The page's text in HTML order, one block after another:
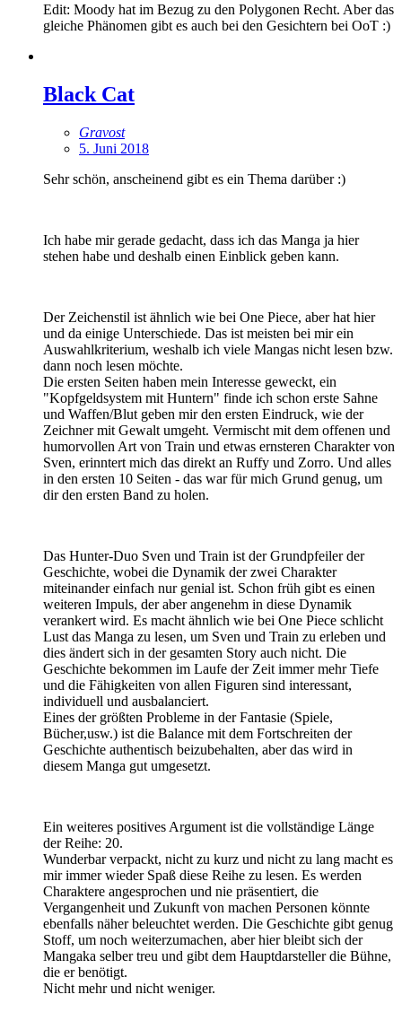
Edit: Moody hat im Bezug zu den Polygonen Recht. Aber das
gleiche Phänomen gibt es auch bei den Gesichtern bei OoT :)
Black Cat
Gravost
5. Juni 2018
Sehr schön, anscheinend gibt es ein Thema darüber :)
Ich habe mir gerade gedacht, dass ich das Manga ja hier
stehen habe und deshalb einen Einblick geben kann.
Der Zeichenstil ist ähnlich wie bei One Piece, aber hat hier
und da einige Unterschiede. Das ist meisten bei mir ein
Auswahlkriterium, weshalb ich viele Mangas nicht lesen bzw.
dann noch lesen möchte.
Die ersten Seiten haben mein Interesse geweckt, ein
"Kopfgeldsystem mit Huntern" finde ich schon erste Sahne
und Waffen/Blut geben mir den ersten Eindruck, wie der
Zeichner mit Gewalt umgeht. Vermischt mit dem offenen und
humorvollen Art von Train und etwas ernsteren Charakter von
Sven, erinntert mich das direkt an Ruffy und Zorro. Und alles
in den ersten 10 Seiten - das war für mich Grund genug, um
dir den ersten Band zu holen.
Das Hunter-Duo Sven und Train ist der Grundpfeiler der
Geschichte, wobei die Dynamik der zwei Charakter
miteinander einfach nur genial ist. Schon früh gibt es einen
weiteren Impuls, der aber angenehm in diese Dynamik
verankert wird. Es macht ähnlich wie bei One Piece schlicht
Lust das Manga zu lesen, um Sven und Train zu erleben und
dies ändert sich in der gesamten Story auch nicht. Die
Geschichte bekommen im Laufe der Zeit immer mehr Tiefe
und die Fähigkeiten von allen Figuren sind interessant,
individuell und ausbalanciert.
Eines der größten Probleme in der Fantasie (Spiele,
Bücher,usw.) ist die Balance mit dem Fortschreiten der
Geschichte authentisch beizubehalten, aber das wird in
diesem Manga gut umgesetzt.
Ein weiteres positives Argument ist die vollständige Länge
der Reihe: 20.
Wunderbar verpackt, nicht zu kurz und nicht zu lang macht es
mir immer wieder Spaß diese Reihe zu lesen. Es werden
Charaktere angesprochen und nie präsentiert, die
Vergangenheit und Zukunft von machen Personen könnte
ebenfalls näher beleuchtet werden. Die Geschichte gibt genug
Stoff, um noch weiterzumachen, aber hier bleibt sich der
Mangaka selber treu und gibt dem Hauptdarsteller die Bühne,
die er benötigt.
Nicht mehr und nicht weniger.